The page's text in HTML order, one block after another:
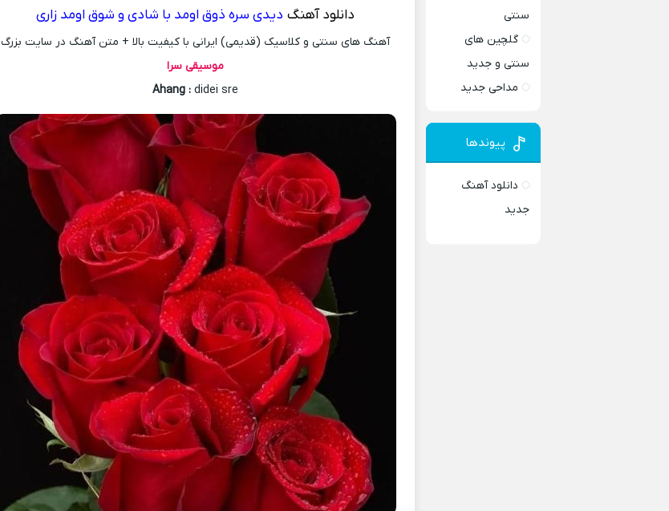
دانلود آهنگ دیدی سره ذوق اومد با شادی و شوق اومد زاری
آهنگ های سنتی و کلاسیک (قدیمی) ایرانی با کیفیت بالا + متن آهنگ در سایت بزرگ
موسیقی سرا
Ahang : didei sre
سنتی
گلچین های
سنتی و جدید
مداحی جدید
پیوندها
دانلود آهنگ
جدید